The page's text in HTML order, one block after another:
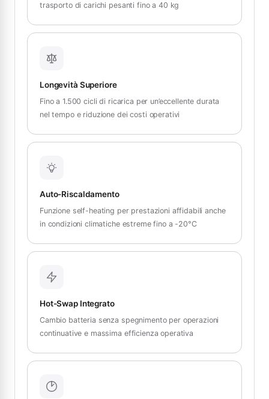
trasporto di carichi pesanti fino a 40 kg
Longevità Superiore
Fino a 1.500 cicli di ricarica per un’eccellente durata
nel tempo e riduzione dei costi operativi
Auto-Riscaldamento
Funzione self-heating per prestazioni affidabili anche
in condizioni climatiche estreme fino a -20°C
Hot-Swap Integrato
Cambio batteria senza spegnimento per operazioni
continuative e massima efficienza operativa